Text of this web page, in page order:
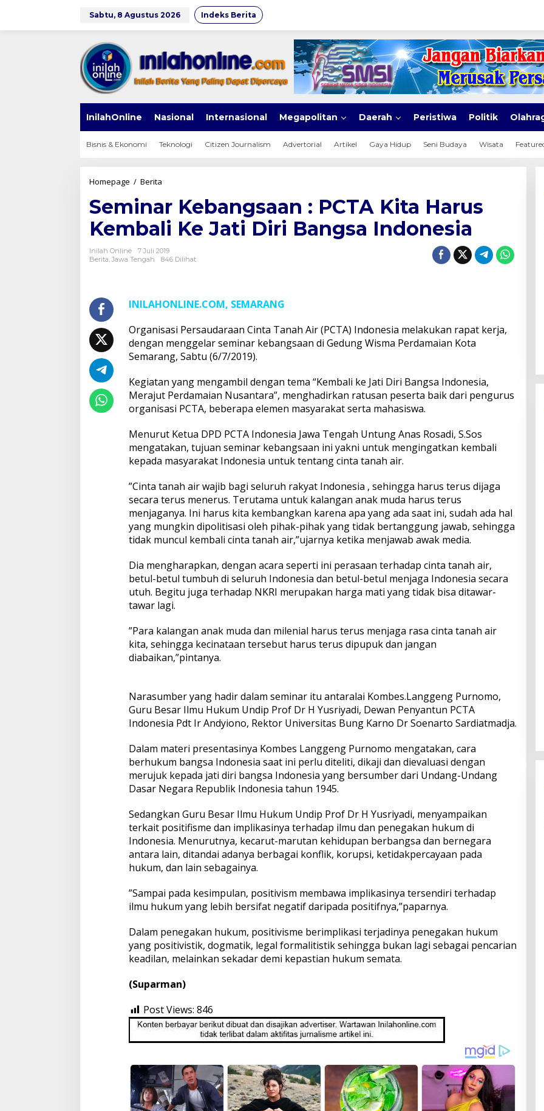
Sabtu, 8 Agustus 2026 Indeks Berita
InilahOnline Nasional Internasional Megapolitan Daerah Peristiwa Politik
Bisnis & Ekonomi Teknologi Citizen Journalism Advertorial Artikel Gaya Hidup Seni Budaya Wisata
Homepage / Berita
:
PCTA
Kita
Harus
Kembali
Ke
Indonesia
Seminar Kebangsaan : PCTA Kita Harus
Kembali Ke Jati Diri Bangsa Indonesia
Inilah Online
7 Juli 2019
Berita, Jawa Tengah 846 Dilihat
INILAHONLINE.COM, SEMARANG
Organisasi Persaudaraan Cinta Tanah Air (PCTA) Indonesia melakukan rapat kerja,
dengan menggelar seminar kebangsaan di Gedung Wisma Perdamaian Kota
Semarang, Sabtu (6/7/2019).
Kegiatan yang mengambil dengan tema “Kembali ke Jati Diri Bangsa Indonesia,
Merajut Perdamaian Nusantara”, menghadirkan ratusan peserta baik dari pengurus
organisasi PCTA, beberapa elemen masyarakat serta mahasiswa.
Menurut Ketua DPD PCTA Indonesia Jawa Tengah Untung Anas Rosadi, S.Sos
mengatakan, tujuan seminar kebangsaan ini yakni untuk mengingatkan kembali
kepada masyarakat Indonesia untuk tentang cinta tanah air.
”Cinta tanah air wajib bagi seluruh rakyat Indonesia , sehingga harus terus dijaga
secara terus menerus. Terutama untuk kalangan anak muda harus terus
menjaganya. Ini harus kita kembangkan karena apa yang ada saat ini, sudah ada hal
yang mungkin dipolitisasi oleh pihak-pihak yang tidak bertanggung jawab, sehingga
tidak muncul kembali cinta tanah air,”ujarnya ketika menjawab awak media.
Dia mengharapkan, dengan acara seperti ini perasaan terhadap cinta tanah air,
betul-betul tumbuh di seluruh Indonesia dan betul-betul menjaga Indonesia secara
utuh. Begitu juga terhadap NKRI merupakan harga mati yang tidak bisa ditawar-
tawar lagi.
”Para kalangan anak muda dan milenial harus terus menjaga rasa cinta tanah air
kita, sehingga kecinataan tersebut harus terus dipupuk dan jangan
diabaikan,”pintanya.
Narasumber yang hadir dalam seminar itu antaralai Kombes.Langgeng Purnomo,
Guru Besar Ilmu Hukum Undip Prof Dr H Yusriyadi, Dewan Penyantun PCTA
Indonesia Pdt Ir Andyiono, Rektor Universitas Bung Karno Dr Soenarto Sardiatmadja.
Dalam materi presentasinya Kombes Langgeng Purnomo mengatakan, cara
berhukum bangsa Indonesia saat ini perlu diteliti, dikaji dan dievaluasi dengan
merujuk kepada jati diri bangsa Indonesia yang bersumber dari Undang-Undang
Dasar Negara Republik Indonesia tahun 1945.
Sedangkan Guru Besar Ilmu Hukum Undip Prof Dr H Yusriyadi, menyampaikan
terkait positifisme dan implikasinya terhadap ilmu dan penegakan hukum di
Indonesia. Menurutnya, kecarut-marutan kehidupan berbangsa dan bernegara
antara lain, ditandai adanya berbagai konflik, korupsi, ketidakpercayaan pada
hukum, dan lain sebagainya.
”Sampai pada kesimpulan, positivism membawa implikasinya tersendiri terhadap
ilmu hukum yang lebih bersifat negatif daripada positifnya,”paparnya.
Dalam penegakan hukum, positivisme berimplikasi terjadinya penegakan hukum
yang positivistik, dogmatik, legal formalitistik sehingga bukan lagi sebagai pencarian
keadilan, melainkan sekadar demi kepastian hukum semata.
(Suparman)
Post Views: 846